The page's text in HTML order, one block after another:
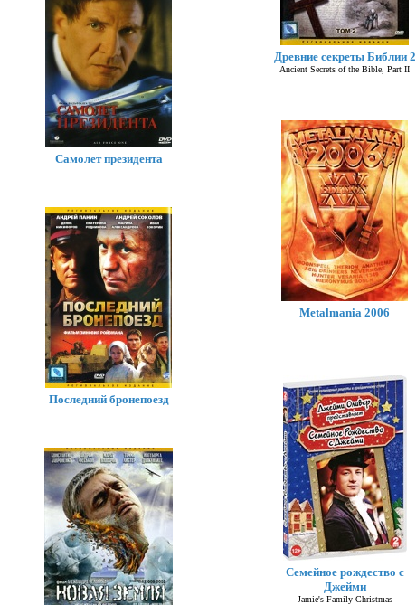
Древние секреты Библии 2
Ancient Secrets of the Bible, Part II
Metalmania 2006
Семейное рождество с
Джейми
Jamie's Family Christmas
Самолет президента
Последний бронепоезд